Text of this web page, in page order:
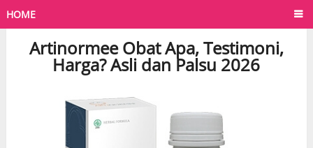
HOME
Artinormee Obat Apa, Testimoni,
Harga? Asli dan Palsu 2026